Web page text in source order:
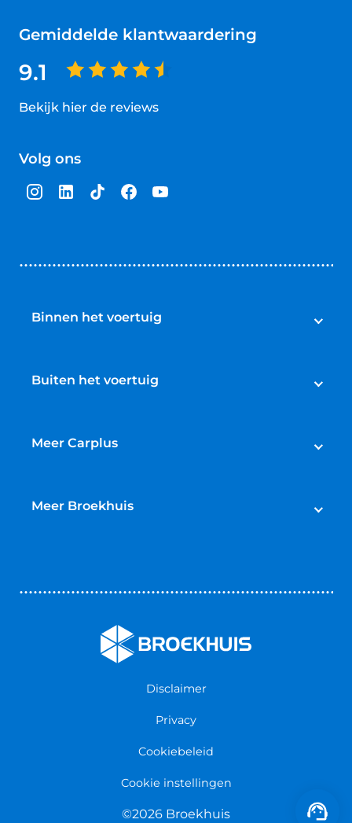
Gemiddelde klantwaardering
9.1
Bekijk hier de reviews
van
sterren
Volg ons
Binnen het voertuig
Laadruimtebekleding
Buiten het voertuig
Sidebars & backbar
Meer Carplus
Turnkey afleveren
Meer Broekhuis
Nieuws & Blogs
Disclaimer
Privacy
Cookiebeleid
Cookie instellingen
©2026 Broekhuis